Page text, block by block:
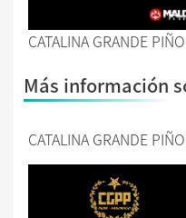
CATALINA GRANDE
Más información
CATALINA GRANDE